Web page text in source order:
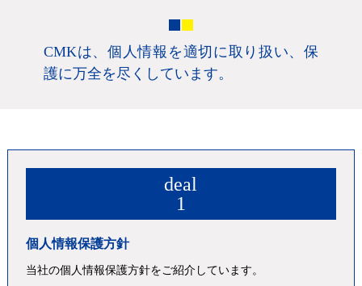
CMKは、個人情報を適切に取り扱い、保
護に万全を尽くしています。
deal
1
個人情報保護方針
当社の個人情報保護方針をご紹介しています。